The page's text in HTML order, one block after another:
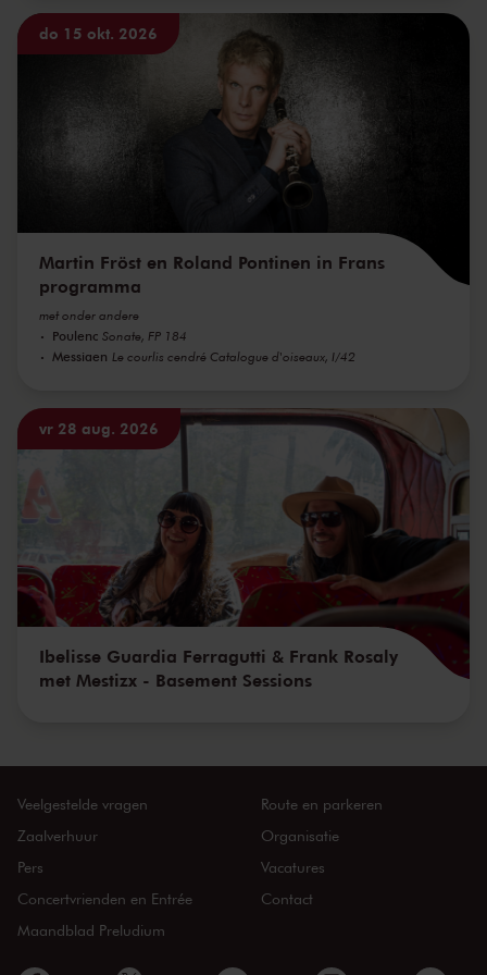
do 15 okt. 2026
Martin Fröst en Roland Pontinen in Frans
programma
met onder andere
Poulenc Sonate, FP 184
Messiaen Le courlis cendré Catalogue d'oiseaux, I/42
vr 28 aug. 2026
Ibelisse Guardia Ferragutti & Frank Rosaly
met Mestizx - Basement Sessions
Veelgestelde vragen
Zaalverhuur
Pers
Concertvrienden en Entrée
Maandblad Preludium
Route en parkeren
Organisatie
Vacatures
Contact